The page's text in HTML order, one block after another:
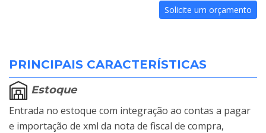
Solicite um orçamento
PRINCIPAIS CARACTERÍSTICAS
Estoque
Entrada no estoque com integração ao contas a pagar
e importação de xml da nota de fiscal de compra,